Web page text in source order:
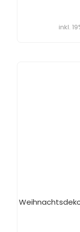
inkl.